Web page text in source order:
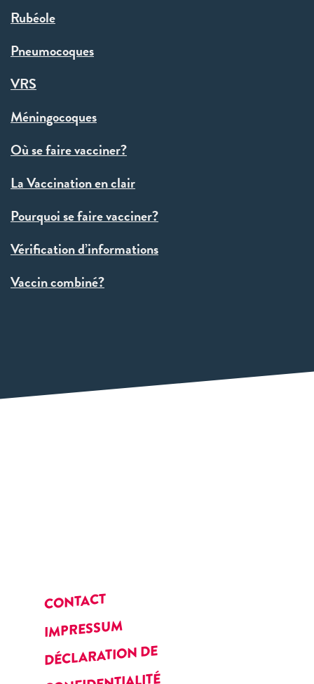
Rubéole
Pneumocoques
VRS
Méningocoques
Où se faire vacciner?
La Vaccination en clair
Pourquoi se faire vacciner?
Vérification d’informations
Vaccin combiné?
CONTACT
IMPRESSUM
DÉCLARATION DE